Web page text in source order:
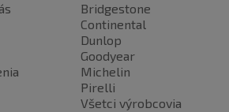
Bridgestone
Continental
Dunlop
Goodyear
Michelin
Pirelli
Všetci výrobcovia